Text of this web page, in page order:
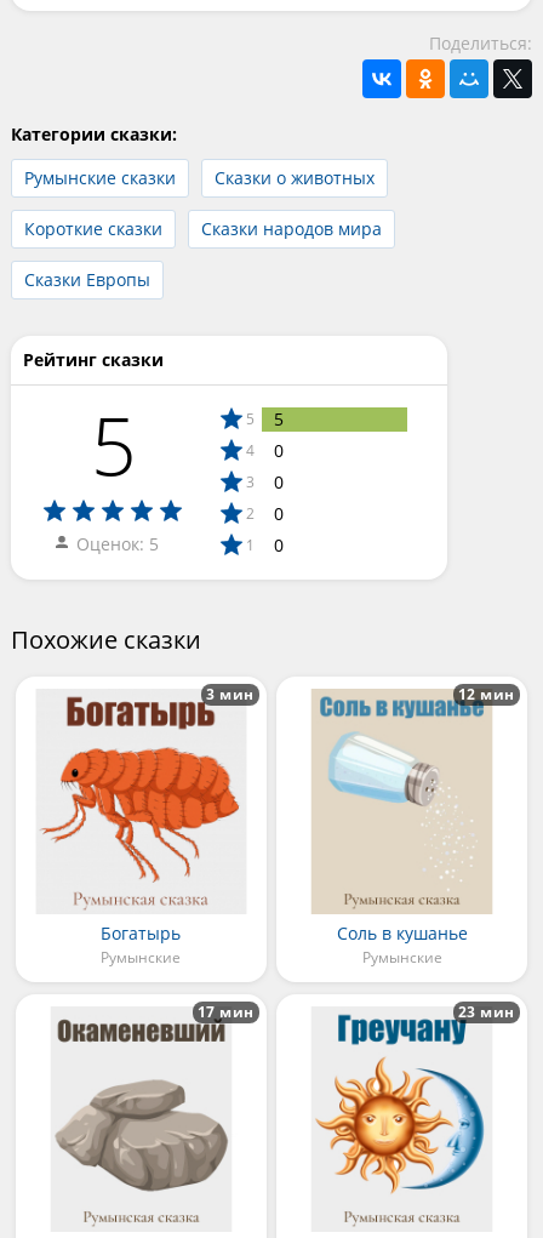
Поделиться:
Категории сказки:
Румынские сказки
Сказки о животных
Короткие сказки Сказки народов мира
Сказки Европы
Рейтинг сказки
5
Оценок: 5
5 5
4 0
3 0
2 0
1 0
Похожие сказки
Богатырь
Румынские
3 мин
Соль в кушанье
Румынские
12 мин
17 мин 23 мин